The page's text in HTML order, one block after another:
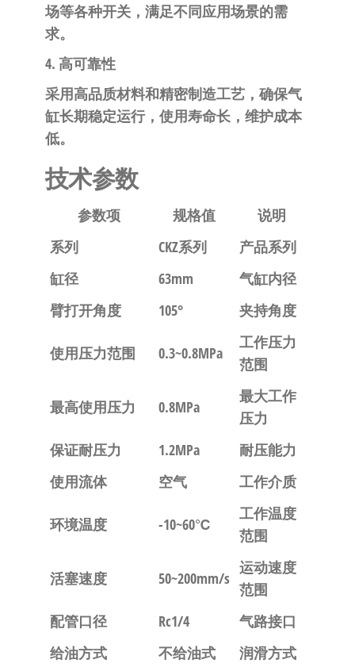
场等各种开关，满足不同应用场景的需
求。
4. 高可靠性
采用高品质材料和精密制造工艺，确保气
缸长期稳定运行，使用寿命长，维护成本
低。
技术参数
参数项 规格值
说明
系列
CKZ系列
产品系列
缸径
63mm
气缸内径
臂打开角度
105° 夹持角度
使用压力范围 0.3~0.8MPa
工作压力
范围
最高使用压力 0.8MPa
最大工作
压力
保证耐压力
1.2MPa
耐压能力
使用流体
空气 工作介质
环境温度 -10~60℃
工作温度
范围
活塞速度 50~200mm/s
运动速度
范围
配管口径
Rc1/4
气路接口
给油方式
不给油式
润滑方式